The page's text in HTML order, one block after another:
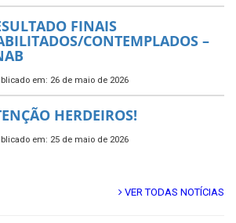
FINAIS
CONTEMPLADOS –
em: 26 de maio de 2026
HERDEIROS!
em: 25 de maio de 2026
VER TODAS NOTÍCIAS